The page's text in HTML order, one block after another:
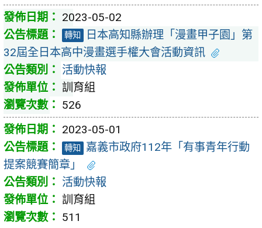
2023-05-02
轉知
日本高知縣辦理「漫畫甲子園」第
32屆全日本高中漫畫選手權大會活動資訊
活動快報
訓育組
526
2023-05-01
轉知
嘉義市政府112年「有事青年行動
提案競賽簡章」
活動快報
訓育組
511